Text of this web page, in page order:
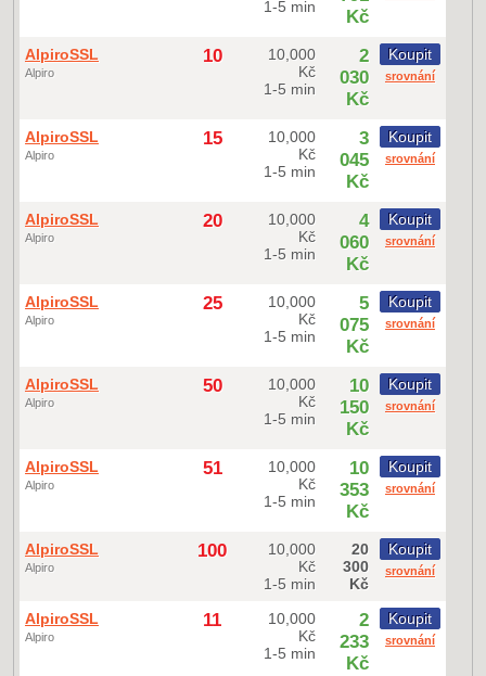
1-5 min
Kč
AlpiroSSL
Alpiro
10
10,000
Kč
1-5 min
2
030
Kč
Koupit
srovnání
AlpiroSSL
Alpiro
15
10,000
Kč
1-5 min
3
045
Kč
Koupit
srovnání
AlpiroSSL
Alpiro
20
10,000
Kč
1-5 min
4
060
Kč
Koupit
srovnání
AlpiroSSL
Alpiro
25
10,000
Kč
1-5 min
5
075
Kč
Koupit
srovnání
AlpiroSSL
Alpiro
50
10,000
Kč
1-5 min
10
150
Kč
Koupit
srovnání
AlpiroSSL
Alpiro
51
10,000
Kč
1-5 min
10
353
Kč
Koupit
srovnání
AlpiroSSL
Alpiro
100
10,000
Kč
1-5 min
20
300
Kč
Koupit
srovnání
AlpiroSSL
Alpiro
11
10,000
Kč
1-5 min
2
233
Kč
Koupit
srovnání